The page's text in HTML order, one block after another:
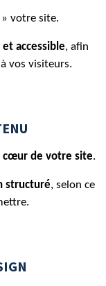
» votre site.
accessible, afin
vos visiteurs.
cœur de votre site.
structuré, selon ce